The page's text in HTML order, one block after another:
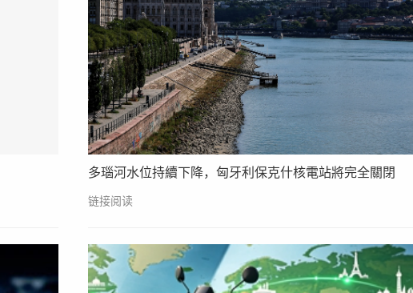
多瑙河水位持續下降，匈牙利保克什核電站將完全關閉
链接阅读